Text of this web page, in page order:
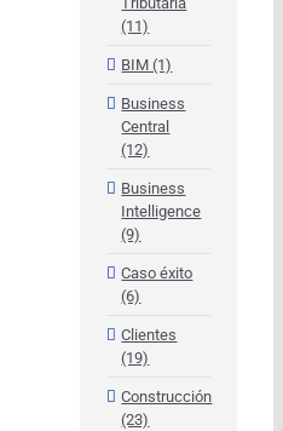
(11)
BIM (1)
Business
Central
(12)
Business
Intelligence
(9)
Caso éxito
(6)
Clientes
(19)
Construcción
(23)